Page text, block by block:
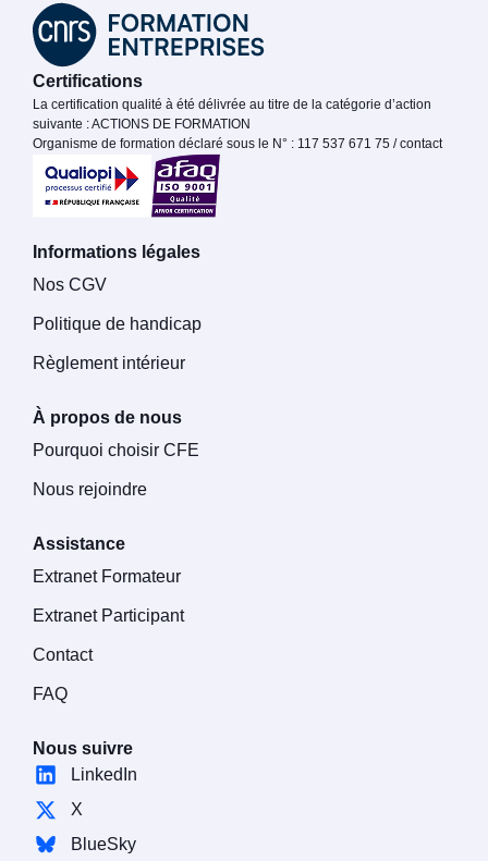
Certifications
La certification qualité à été délivrée au titre de la catégorie d’action
suivante : ACTIONS DE FORMATION
Organisme de formation déclaré sous le N° : 117 537 671 75 / contact
Informations légales
Nos CGV
Politique de handicap
Règlement intérieur
À propos de nous
Pourquoi choisir CFE
Nous rejoindre
Assistance
Extranet Formateur
Extranet Participant
Contact
FAQ
Nous suivre
LinkedIn
X
BlueSky